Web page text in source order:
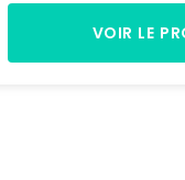
initiale : pour une
astucieuseDesign
donne beaucoup de
VOIR LE